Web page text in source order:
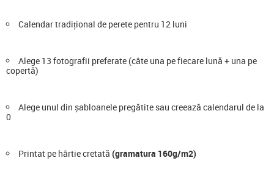
Calendar tradițional de perete pentru 12 luni
Alege 13 fotografii preferate (câte una pe fiecare lună + una pe
copertă)
Alege unul din șabloanele pregătite sau creează calendarul de la
0
Printat pe hârtie cretată (gramatura 160g/m2)